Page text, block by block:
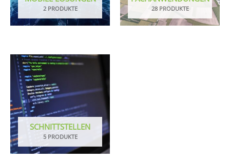
2 PRODUKTE 28 PRODUKTE
SCHNITTSTELLEN
5 PRODUKTE